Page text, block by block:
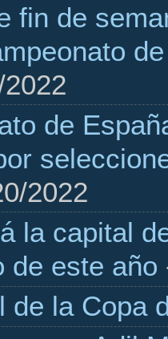
fin de
de
2022
la capital
de este año
de la Copa